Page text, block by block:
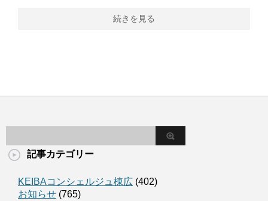
続きを見る
記事カテゴリー
KEIBAコンシェルジュ棟広 (402)
お知らせ (765)